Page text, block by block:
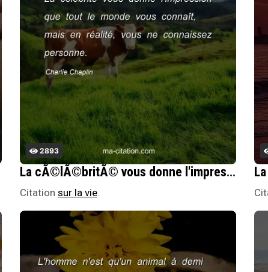
2893
La cÃ©lÃ©britÃ© vous donne l'impression que tout le monde vous connaÃ®t, mais en rÃ©alitÃ©, vous ne connaissez personne.
Citation sur la vie.